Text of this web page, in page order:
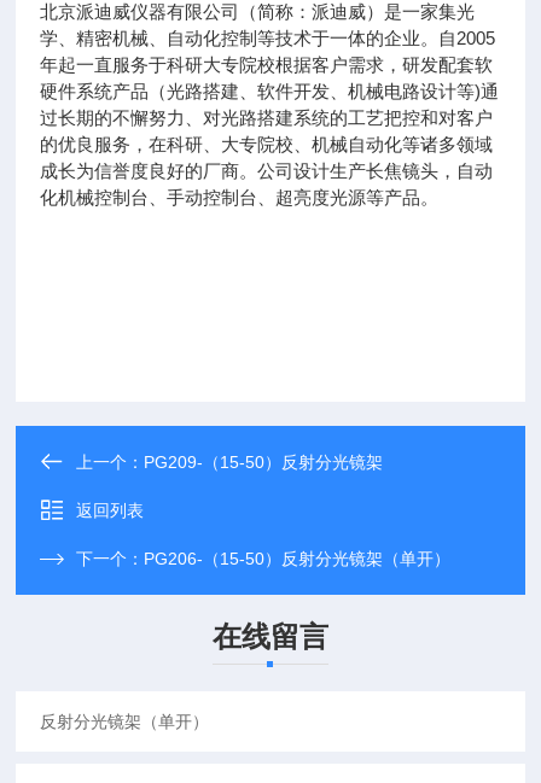
北京派迪威仪器有限公司（简称：派迪威）是一家集光
学、精密机械、自动化控制等技术于一体的企业。自2005
年起一直服务于科研大专院校根据客户需求，研发配套软
硬件系统产品（光路搭建、软件开发、机械电路设计等)通
过长期的不懈努力、对光路搭建系统的工艺把控和对客户
的优良服务，在科研、大专院校、机械自动化等诸多领域
成长为信誉度良好的厂商。公司设计生产长焦镜头，自动
化机械控制台、手动控制台、超亮度光源等产品。
上一个： PG209-（15-50）反射分光镜架
返回列表
下一个： PG206-（15-50）反射分光镜架（单开）
在线留言